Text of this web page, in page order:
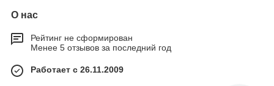
О нас
Рейтинг не сформирован
Менее 5 отзывов за последний год
Работает с 26.11.2009